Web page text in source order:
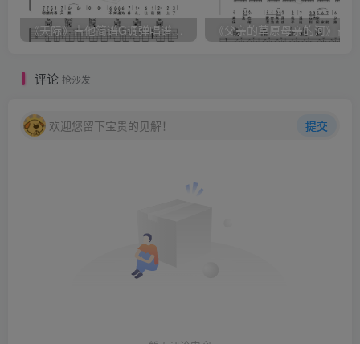
《天际》吉他简谱G调弹唱谱（姜玉阳）
评论 抢沙发
欢迎您留下宝贵的见解！ 提交